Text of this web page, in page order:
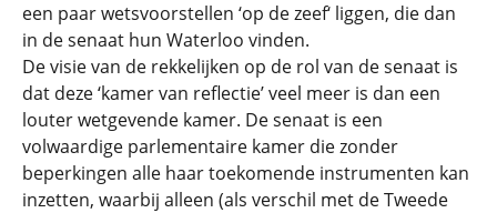
een paar wetsvoorstellen ‘op de zeef‘ liggen, die dan
in de senaat hun Waterloo vinden.
De visie van de rekkelijken op de rol van de senaat is
dat deze ‘kamer van reflectie’ veel meer is dan een
louter wetgevende kamer. De senaat is een
volwaardige parlementaire kamer die zonder
beperkingen alle haar toekomende instrumenten kan
inzetten, waarbij alleen (als verschil met de Tweede